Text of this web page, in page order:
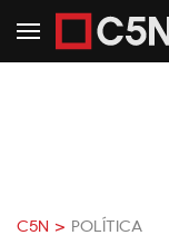
C5N > POLÍTICA